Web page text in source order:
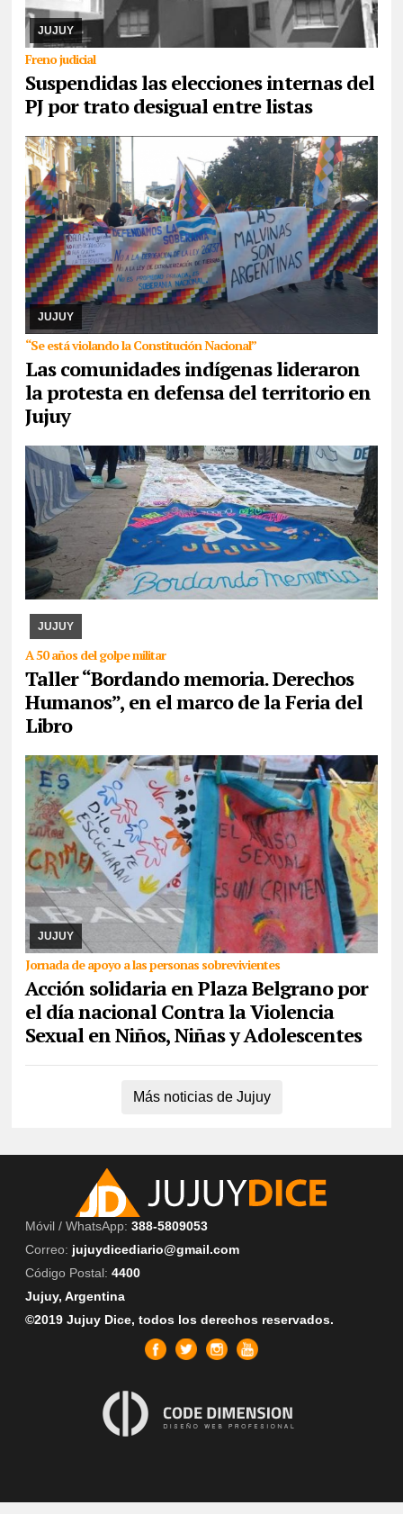
JUJUY
Freno judicial
Suspendidas las elecciones internas del
PJ por trato desigual entre listas
resolvió la apelación de la lista Celeste y Blanca, argumenta trató
desigual. Ya corrió traslado a ...
JUJUY
“Se está violando la Constitución Nacional”
Las comunidades indígenas lideraron
la protesta en defensa del territorio en
Jujuy
07/08/2026 Reunidos por el rechazo a “la venta de la
Pachamama”, manifestantes de todos los sectores sociales de la
provincia confluyeron en San Salvador para r ...
JUJUY
A 50 años del golpe militar
Taller “Bordando memoria. Derechos
Humanos”, en el marco de la Feria del
Libro
07/08/2026 La actividad se desarrollará esta tarde en CAJA. Se
además, quienes participen pod ...
JUJUY
Jornada de apoyo a las personas sobrevivientes
Acción solidaria en Plaza Belgrano por
el día nacional Contra la Violencia
Sexual en Niños, Niñas y Adolescentes
07/08/2026 La actividad se desarrollará este domingo desde las
17. Piden la donación de juguetes, libros que serán entregados a
un comedor comunitario. También ...
Más noticias de Jujuy
Móvil / WhatsApp: 388-5809053
Correo: jujuydicediario@gmail.com
Código Postal: 4400
Jujuy, Argentina
©2019 Jujuy Dice, todos los derechos reservados.